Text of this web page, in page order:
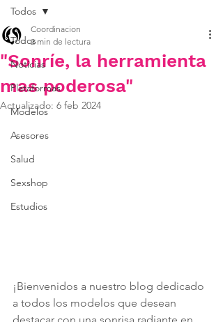
Todos
Noticias
Plataformas
Modelos
Asesores
Salud
Sexshop
Estudios
Todos
"Sonríe, la herramienta
mas poderosa"
Coordinacion
2 min de lectura
Actualizado: 6 feb 2024
¡Bienvenidos a nuestro blog dedicado
a todos los modelos que desean